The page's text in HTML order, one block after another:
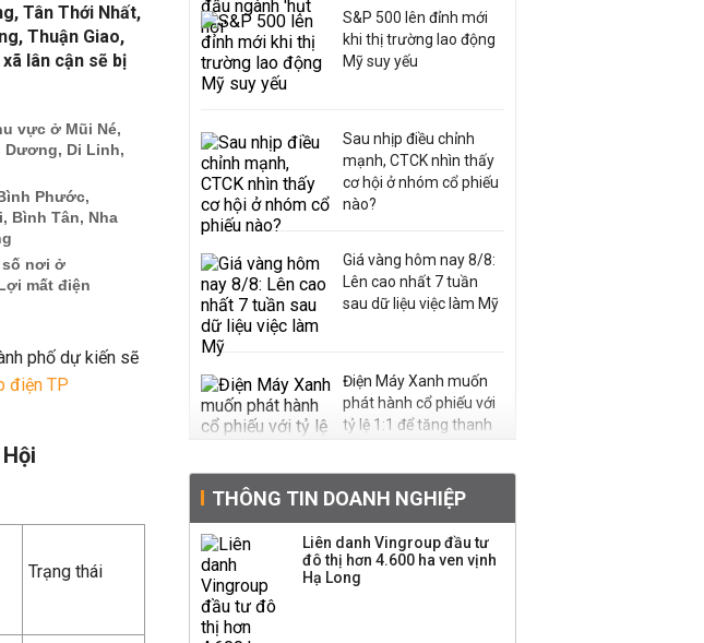
Tân Thới Nhất,
Thuận Giao,
lân cận sẽ bị
vực ở Mũi Né,
Dương, Di Linh,
Phước,
Bình Tân, Nha
số nơi ở
mất điện
phố dự kiến sẽ
điện TP
Trạng thái
S&P 500 lên đỉnh mới
khi thị trường lao động
Mỹ suy yếu
Sau nhịp điều chỉnh
mạnh, CTCK nhìn thấy
cơ hội ở nhóm cổ phiếu
nào?
Giá vàng hôm nay 8/8:
Lên cao nhất 7 tuần
sau dữ liệu việc làm Mỹ
Điện Máy Xanh muốn
phát hành cổ phiếu với
tỷ lệ 1:1 để tăng thanh
Quy hoạch 4 khu lấn
biển ở Phú Quốc
THÔNG TIN DOANH NGHIỆP
Liên danh Vingroup đầu tư
đô thị hơn 4.600 ha ven vịnh
Hạ Long